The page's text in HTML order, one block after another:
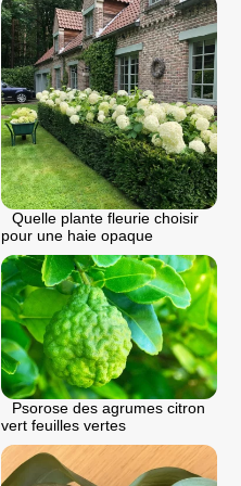
Quelle plante fleurie choisir
pour une haie opaque
Psorose des agrumes citron
vert feuilles vertes